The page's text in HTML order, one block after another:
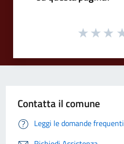
Contatta il comune
Leggi le domande frequenti